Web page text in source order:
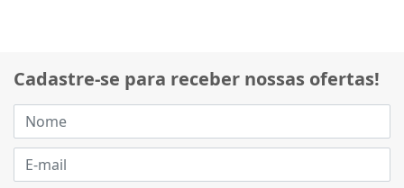
Cadastre-se para receber nossas ofertas!